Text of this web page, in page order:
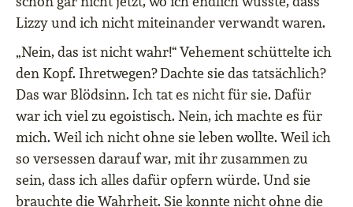
Lizzy und ich nicht miteinander verwandt waren.
„Nein, das ist nicht wahr!“ Vehement schüttelte ich
den Kopf. Ihretwegen? Dachte sie das tatsächlich?
Das war Blödsinn. Ich tat es nicht für sie. Dafür
war ich viel zu egoistisch. Nein, ich machte es für
mich. Weil ich nicht ohne sie leben wollte. Weil ich
so versessen darauf war, mit ihr zusammen zu
sein, dass ich alles dafür opfern würde. Und sie
brauchte die Wahrheit. Sie konnte nicht ohne die